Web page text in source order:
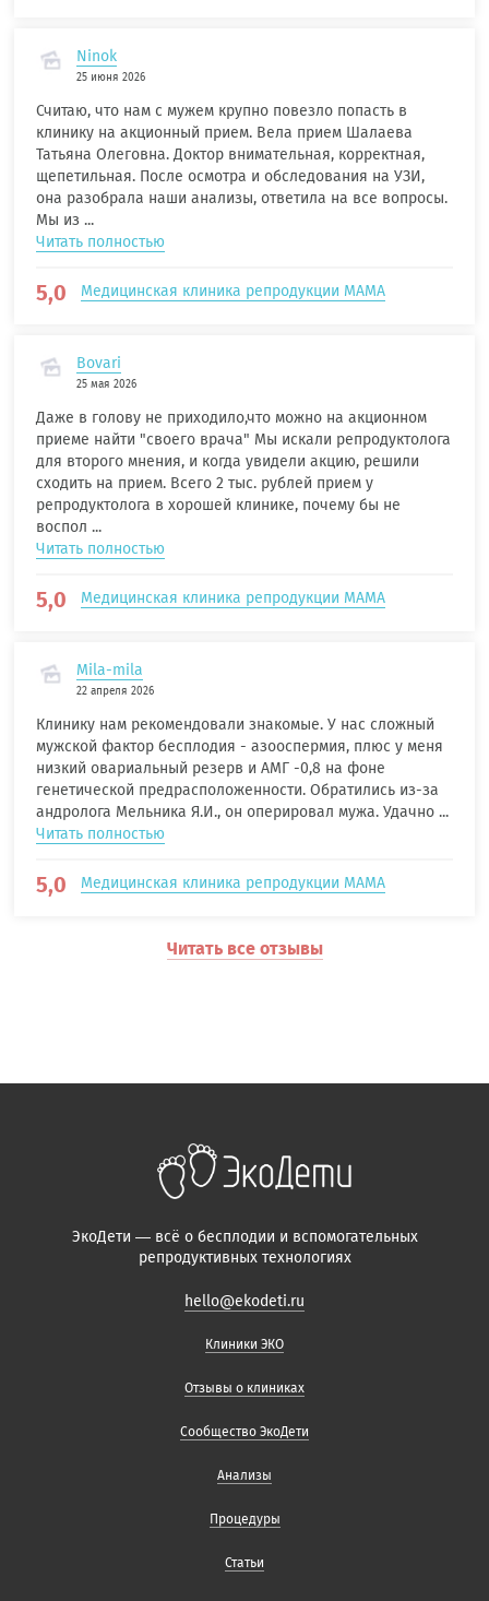
Ninok
25 июня 2026
Считаю, что нам с мужем крупно повезло попасть в
клинику на акционный прием. Вела прием Шалаева
Татьяна Олеговна. Доктор внимательная, корректная,
щепетильная. После осмотра и обследования на УЗИ,
она разобрала наши анализы, ответила на все вопросы.
Мы из ...
Читать полностью
5,0 Медицинская клиника репродукции МАМА
Bovari
25 мая 2026
Даже в голову не приходило,что можно на акционном
приеме найти "своего врача" Мы искали репродуктолога
для второго мнения, и когда увидели акцию, решили
сходить на прием. Всего 2 тыс. рублей прием у
репродуктолога в хорошей клинике, почему бы не
воспол ...
Читать полностью
5,0 Медицинская клиника репродукции МАМА
Mila-mila
22 апреля 2026
Клинику нам рекомендовали знакомые. У нас сложный
мужской фактор бесплодия - азооспермия, плюс у меня
низкий овариальный резерв и АМГ -0,8 на фоне
генетической предрасположенности. Обратились из-за
андролога Мельника Я.И., он оперировал мужа. Удачно ...
Читать полностью
5,0 Медицинская клиника репродукции МАМА
Читать все отзывы
ЭкоДети — всё о бесплодии и вспомогательных
репродуктивных технологиях
hello@ekodeti.ru
Клиники ЭКО
Отзывы о клиниках
Сообщество ЭкоДети
Анализы
Процедуры
Статьи